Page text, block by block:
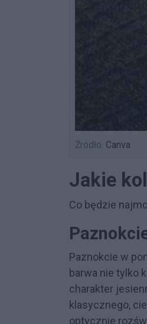
Źródło: Canva
Jakie
Co będzie
Paznokcie w
barwa nie tylko
charakter
klasycznego,
optycznie